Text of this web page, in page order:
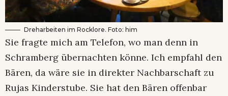
Dreharbeiten im Rocklore. Foto: him
Sie fragte mich am Telefon, wo man denn in
Schramberg übernachten könne. Ich empfahl den
Bären, da wäre sie in direkter Nachbarschaft zu
Rujas Kinderstube. Sie hat den Bären offenbar